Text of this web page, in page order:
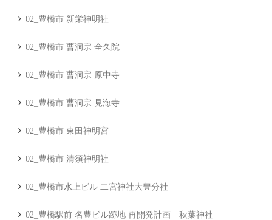
02_豊橋市 新栄神明社
02_豊橋市 曹洞宗 全久院
02_豊橋市 曹洞宗 原中寺
02_豊橋市 曹洞宗 見海寺
02_豊橋市 東田神明宮
02_豊橋市 清須神明社
02_豊橋市水上ビル 二宮神社大豊分社
02_豊橋駅前 名豊ビル跡地 再開発計画 秋葉神社